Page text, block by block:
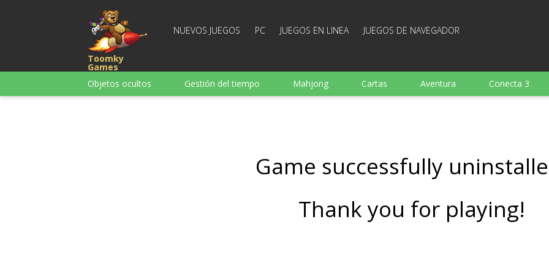
Toomky
Games
NUEVOS JUEGOS PC JUEGOS EN LINEA JUEGOS DE NAVEGADOR
Objetos ocultos Gestión del tiempo Mahjong Cartas Aventura Conecta 3
Game successfully
Thank you for playing!